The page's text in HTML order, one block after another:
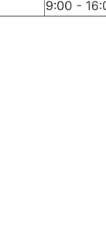
9:00 -